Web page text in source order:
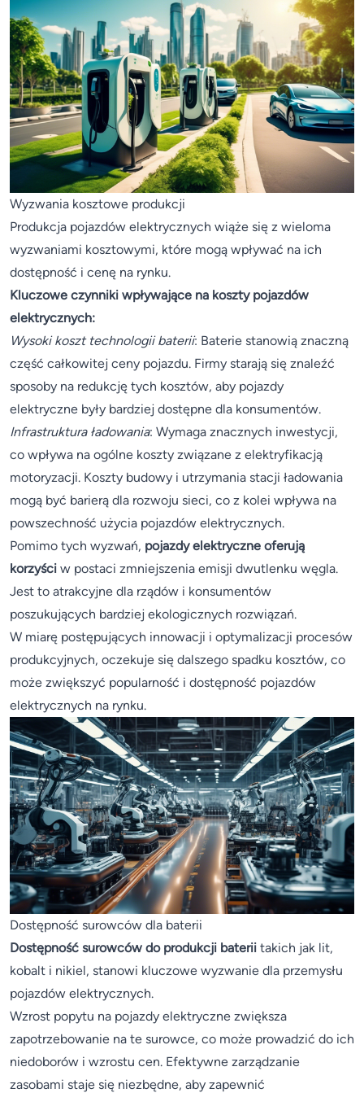
Wyzwania kosztowe produkcji
Produkcja pojazdów elektrycznych wiąże się z wieloma
wyzwaniami kosztowymi, które mogą wpływać na ich
dostępność i cenę na rynku.
Kluczowe czynniki wpływające na koszty pojazdów
elektrycznych:
Wysoki koszt technologii baterii: Baterie stanowią znaczną
część całkowitej ceny pojazdu. Firmy starają się znaleźć
sposoby na redukcję tych kosztów, aby pojazdy
elektryczne były bardziej dostępne dla konsumentów.
Infrastruktura ładowania: Wymaga znacznych inwestycji,
co wpływa na ogólne koszty związane z elektryfikacją
motoryzacji. Koszty budowy i utrzymania stacji ładowania
mogą być barierą dla rozwoju sieci, co z kolei wpływa na
powszechność użycia pojazdów elektrycznych.
Pomimo tych wyzwań, pojazdy elektryczne oferują
korzyści w postaci zmniejszenia emisji dwutlenku węgla.
Jest to atrakcyjne dla rządów i konsumentów
poszukujących bardziej ekologicznych rozwiązań.
W miarę postępujących innowacji i optymalizacji procesów
produkcyjnych, oczekuje się dalszego spadku kosztów, co
może zwiększyć popularność i dostępność pojazdów
elektrycznych na rynku.
Dostępność surowców dla baterii
Dostępność surowców do produkcji baterii takich jak lit,
kobalt i nikiel, stanowi kluczowe wyzwanie dla przemysłu
pojazdów elektrycznych.
Wzrost popytu na pojazdy elektryczne zwiększa
zapotrzebowanie na te surowce, co może prowadzić do ich
niedoborów i wzrostu cen. Efektywne zarządzanie
zasobami staje się niezbędne, aby zapewnić